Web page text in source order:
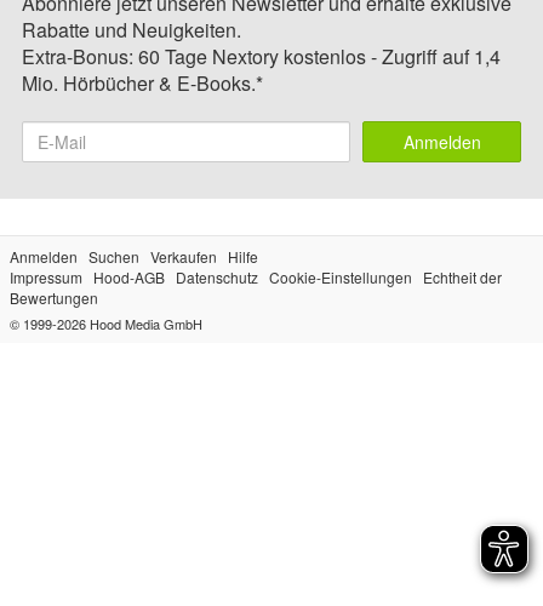
Rabatte und Neuigkeiten.
Extra-Bonus: 60 Tage Nextory kostenlos - Zugriff auf 1,4
Mio. Hörbücher & E-Books.*
Anmelden
Anmelden Suchen Verkaufen
Hilfe
Impressum
Hood-AGB Datenschutz Cookie-Einstellungen
Echtheit der
Bewertungen
© 1999-2026 Hood Media GmbH